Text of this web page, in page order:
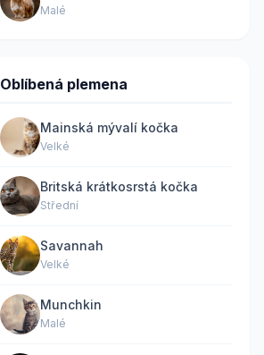
Malé
Oblíbená plemena
Mainská mývalí kočka
Velké
Britská krátkosrstá kočka
Střední
Savannah
Velké
Munchkin
Malé